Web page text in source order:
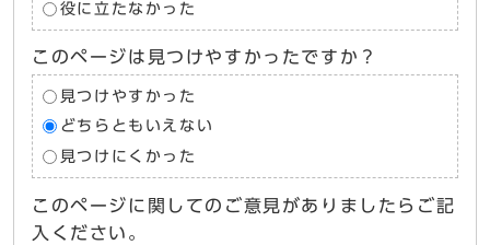
役に立たなかった
このページは見つけやすかったですか？
見つけやすかった
どちらともいえない
見つけにくかった
このページに関してのご意見がありましたらご記
入ください。